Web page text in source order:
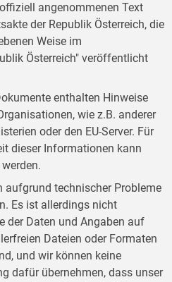
angenommenen Text
der Republik Österreich, die
Weise im
Österreich" veröffentlicht
enthalten Hinweise
wie z.B. anderer
oder den EU-Server. Für
dieser Informationen kann
aufgrund technischer Probleme
Es ist allerdings nicht
der Daten und Angaben auf
Dateien oder Formaten
und wir können keine
dafür übernehmen, dass unser